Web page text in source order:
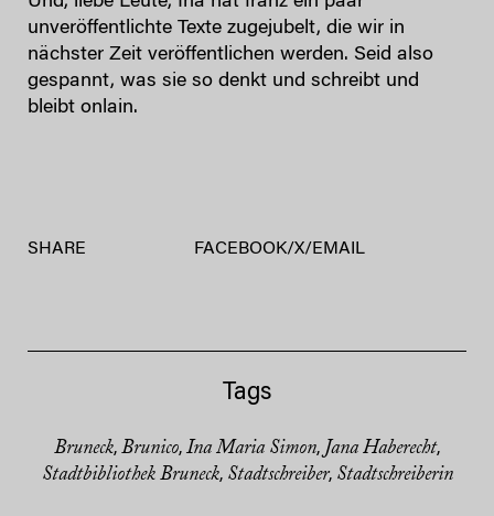
unveröffentlichte Texte zugejubelt, die wir in
nächster Zeit veröffentlichen werden. Seid also
gespannt, was sie so denkt und schreibt und
bleibt onlain.
SHARE FACEBOOK/X/ EMAIL
Tags
Bruneck, Brunico, Ina Maria Simon, Jana Haberecht,
Stadtbibliothek Bruneck, Stadtschreiber, Stadtschreiberin